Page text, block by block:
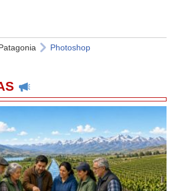
Photoshop